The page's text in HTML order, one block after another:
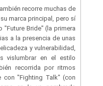
recorre muchas de
marca principal, pero sí
Bride" (la primera
a la presencia de unas
y vulnerabilidad,
vislumbrar en el estilo
recorrida por ritmos
con "Fighting Talk" (con